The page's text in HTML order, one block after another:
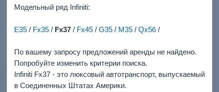
Модельный ряд Infiniti:
E35/ Fx35/ Fx37/ Fx45/ G35/ M35/ Qx56/
По вашему запросу предложений аренды не найдено.
Попробуйте изменить критерии поиска.
Infiniti Fx37 - это люксовый автотранспорт, выпускаемый
в Соединенных Штатах Америки.